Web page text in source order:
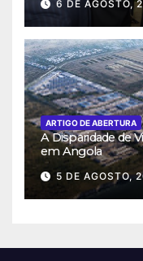
6 DE AGOSTO,
ARTIGO DE ABERTURA
A Disparidade de
em Angola
5 DE AGOSTO,